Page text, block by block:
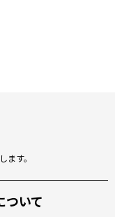
ます。
ついて